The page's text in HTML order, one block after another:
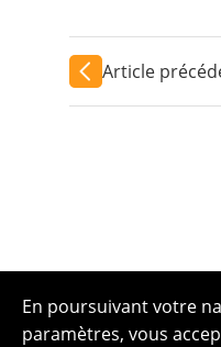
Article
En poursuivant votre
paramètres, vous